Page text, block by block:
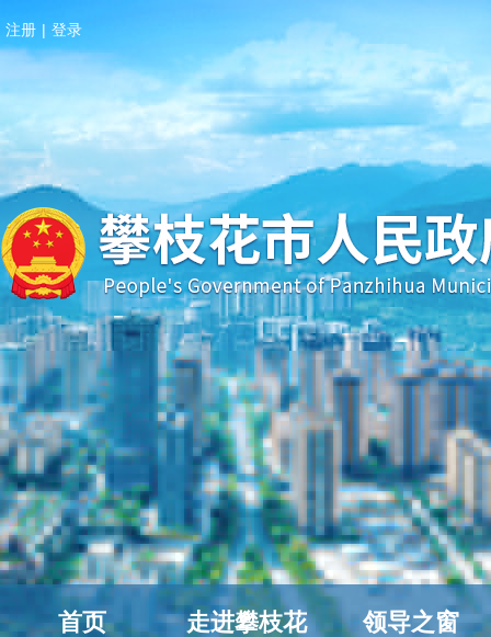
注册 | 登录
首页 走进攀枝花 领导之窗